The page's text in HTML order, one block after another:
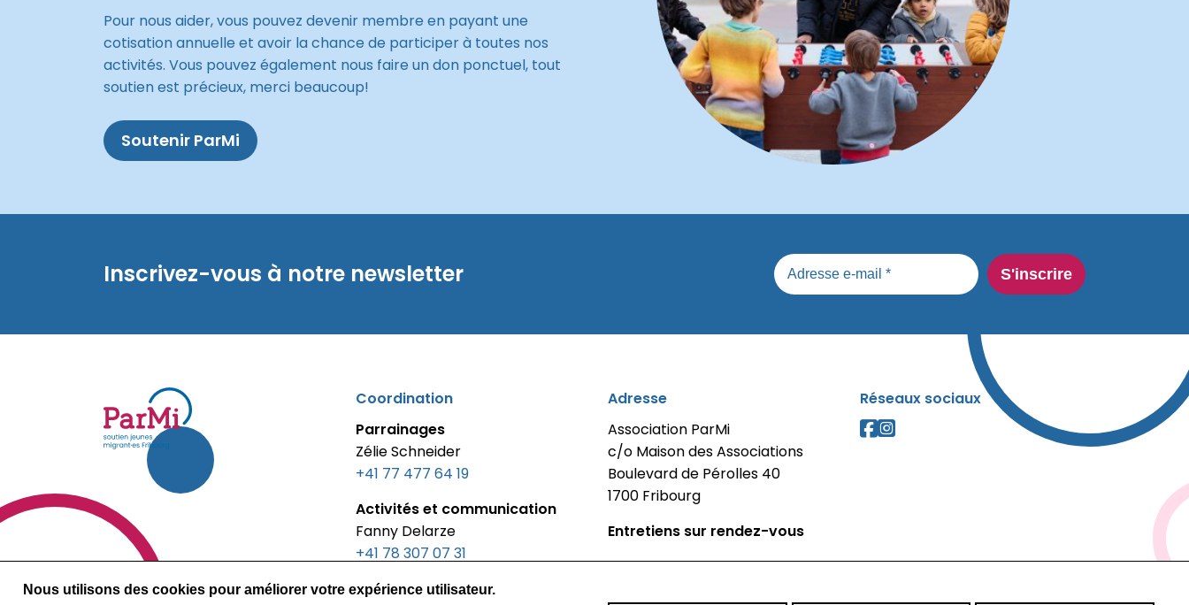
Pour nous aider, vous pouvez devenir membre en payant une
cotisation annuelle et avoir la chance de participer à toutes nos
activités. Vous pouvez également nous faire un don ponctuel, tout
soutien est précieux, merci beaucoup!
Soutenir ParMi
Inscrivez-vous à notre newsletter
Coordination
Parrainages
Zélie Schneider
+41 77 477 64 19
Activités et communication
Fanny Delarze
+41 78 307 07 31‬
Adresse
Association ParMi
c/o Maison des Associations
Boulevard de Pérolles 40
1700 Fribourg
Entretiens sur rendez-vous
Réseaux sociaux
Nous utilisons des cookies pour améliorer votre expérience utilisateur.